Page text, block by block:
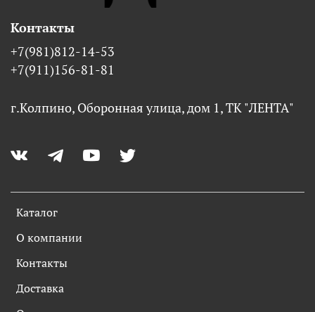
Каталог
О компании
Контакты
Доставка
Контакты
+7(981)812-14-53
+7(911)156-81-81
г.Колпино, Оборонная улица, дом 1, ТК "ЛЕНТА"